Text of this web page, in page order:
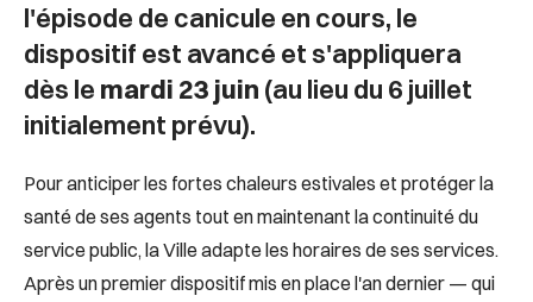
l'épisode de canicule en cours, le
dispositif est avancé et s'appliquera
dès le mardi 23 juin (au lieu du 6 juillet
initialement prévu).
Pour anticiper les fortes chaleurs estivales et protéger la
santé de ses agents tout en maintenant la continuité du
service public, la Ville adapte les horaires de ses services.
Après un premier dispositif mis en place l'an dernier — qui